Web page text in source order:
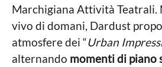
Marchigiana Attività Teatrali.
vivo di domani, Dardust
atmosfere dei “Urban
alternando momenti di piano